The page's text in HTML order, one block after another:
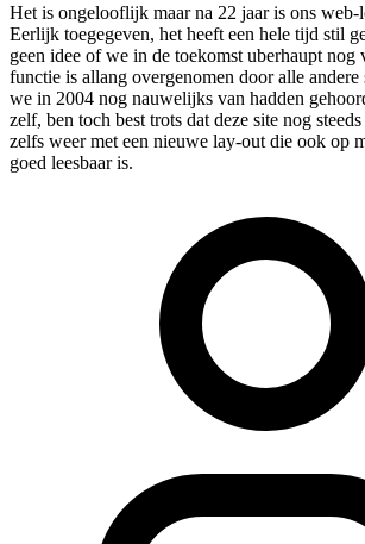
Het is ongelooflijk maar na 22 jaar is ons web-
Eerlijk toegegeven, het heeft een hele tijd stil
geen idee of we in de toekomst uberhaupt nog
functie is allang overgenomen door alle
we in 2004 nog nauwelijks van hadden
zelf, ben toch best trots dat deze site nog
zelfs weer met een nieuwe lay-out die ook op
goed leesbaar is.